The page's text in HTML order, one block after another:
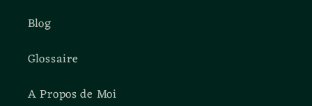
Blog
Glossaire
A Propos de Moi